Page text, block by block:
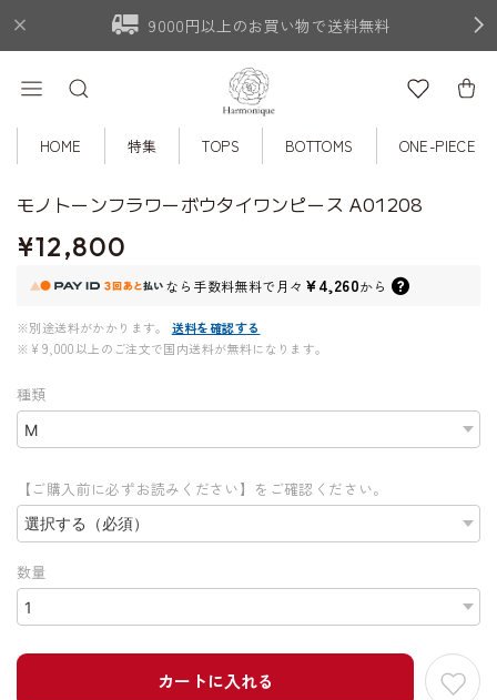
9000円以上のお買い物で送料無料
HOME 特集 TOPS BOTTOMS ONE-PIECE
モノトーンフラワーボウタイワンピース A01208
¥12,800
なら 手数料無料で月々 ¥4,260から
※別途送料がかかります。
送料を確認する
※¥9,000以上のご注文で国内送料が無料になります。
種類
【ご購入前に必ずお読みください】をご確認ください。
数量
カートに入れる